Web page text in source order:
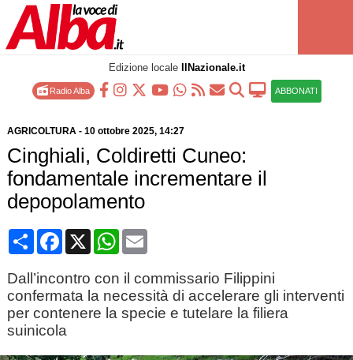
Edizione locale IlNazionale.it
Radio Alba ABBONATI
AGRICOLTURA- 10 ottobre 2025, 14:27
Cinghiali, Coldiretti Cuneo:
fondamentale incrementare il
depopolamento
CondividiFacebook
X WhatsApp
Email
Dall’incontro con il commissario Filippini
confermata la necessità di accelerare gli interventi
per contenere la specie e tutelare la filiera
suinicola